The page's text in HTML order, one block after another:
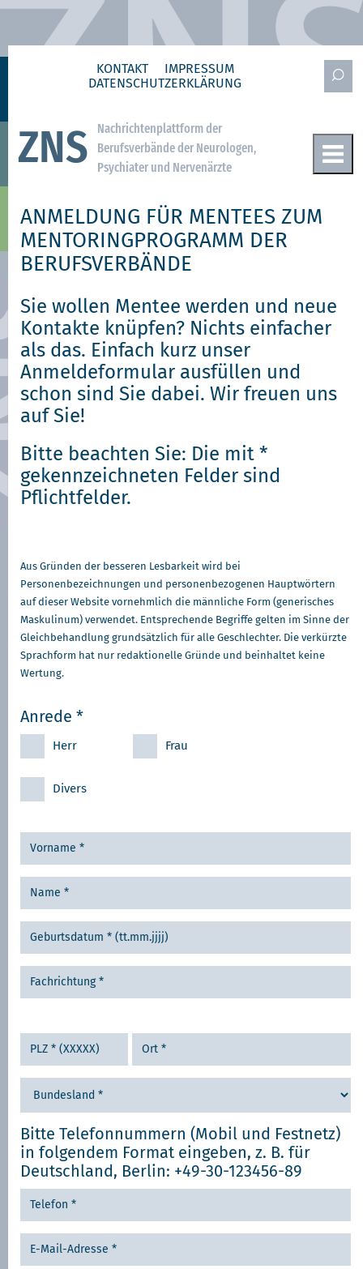
KONTAKT
IMPRESSUM
DATENSCHUTZ­ERKLÄRUNG
ZNS
Nachrichtenplattform der
Berufsverbände der Neurologen,
Psychiater und Nervenärzte
ANMELDUNG FÜR MENTEES ZUM
MENTORINGPROGRAMM DER
BERUFSVERBÄNDE
Sie wollen Mentee werden und neue
Kontakte knüpfen? Nichts einfacher
als das. Einfach kurz unser
Anmeldeformular ausfüllen und
schon sind Sie dabei. Wir freuen uns
auf Sie!
Bitte beachten Sie: Die mit *
gekennzeichneten Felder sind
Pflichtfelder.
Aus Gründen der besseren Lesbarkeit wird bei
Personenbezeichnungen und personenbezogenen Hauptwörtern
auf dieser Website vornehmlich die männliche Form (generisches
Maskulinum) verwendet. Entsprechende Begriffe gelten im Sinne der
Gleichbehandlung grundsätzlich für alle Geschlechter. Die verkürzte
Sprachform hat nur redaktionelle Gründe und beinhaltet keine
Wertung.
Anrede *
Herr Frau
Divers
Bitte Telefonnummern (Mobil und Festnetz)
in folgendem Format eingeben, z. B. für
Deutschland, Berlin: +49-30-123456-89